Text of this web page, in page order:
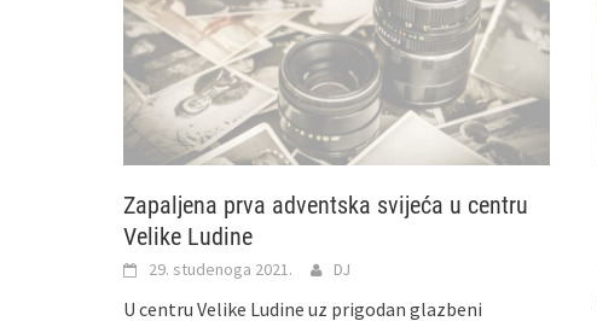
Zapaljena prva adventska svijeća u centru
Velike Ludine
29. studenoga 2021. DJ
U centru Velike Ludine uz prigodan glazbeni